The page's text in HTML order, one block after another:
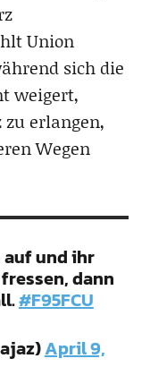
Union
sich die
weigert,
erlangen,
Wegen
auf und ihr
dann
#F95FCU
April 9,